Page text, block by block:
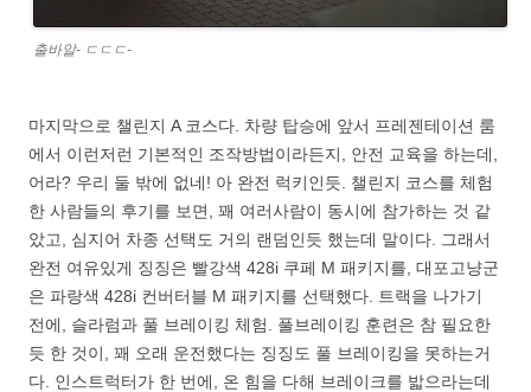
출바알- ㄷㄷㄷ-
마지막으로 챌린지 A 코스다. 차량 탑승에 앞서 프레젠테이션 룸
에서 이런저런 기본적인 조작방법이라든지, 안전 교육을 하는데,
어라? 우리 둘 밖에 없네! 아 완전 럭키인듯. 챌린지 코스를 체험
한 사람들의 후기를 보면, 꽤 여러사람이 동시에 참가하는 것 같
았고, 심지어 차종 선택도 거의 랜덤인듯 했는데 말이다. 그래서
완전 여유있게 징징은 빨강색 428i 쿠페 M 패키지를, 대포고냥군
은 파랑색 428i 컨버터블 M 패키지를 선택했다. 트랙을 나가기
전에, 슬라럼과 풀 브레이킹 체험. 풀브레이킹 훈련은 참 필요한
듯 한 것이, 꽤 오래 운전했다는 징징도 풀 브레이킹을 못하는거
다. 인스트럭터가 한 번에, 온 힘을 다해 브레이크를 밟으라는데